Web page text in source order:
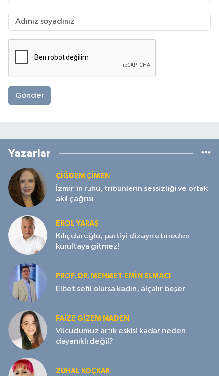
Gönder
Yazarlar
ÇIĞDEM ÇIMEN
İzmir’in ruhu, tribünlerin sessizliği ve ortak
akıl çağrısı
EROL YARAŞ
Kılıçdaroğlu, partiyi dizayn etmeden
kurultaya gitmez!
PROF. DR. MEHMET EMIN ELMACI
Elbet sefil olursa kadın, alçalır beşer
FAIZE GIZEM MADEN
Vücudumuz artık eskisi kadar neden
dayanıklı değil?
ZUHAL KOÇKAR